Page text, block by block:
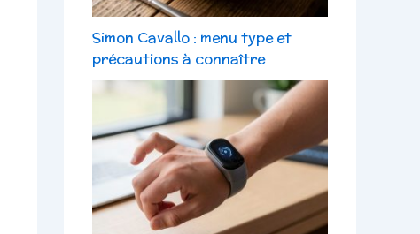
Simon Cavallo : menu type et
précautions à connaître